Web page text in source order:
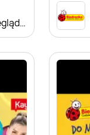
Produkty WEGE - przegląd cen